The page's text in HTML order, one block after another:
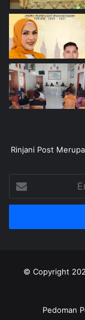
Rinjani Post
your
Email
© Copyright
Pedoman